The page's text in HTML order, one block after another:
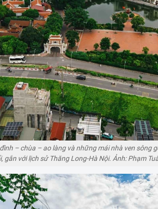
– chùa – ao làng và những mái nhà ven sông
gắn với lịch sử Thăng Long-Hà Nội. Ảnh: Phạm